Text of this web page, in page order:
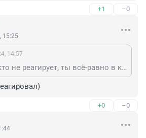
+1 –0
15:25
14:57
Вот на тебя никто не реагирует, ты всё-равно в каждую дырку лезешь. Совсем тоска?
+0 –0